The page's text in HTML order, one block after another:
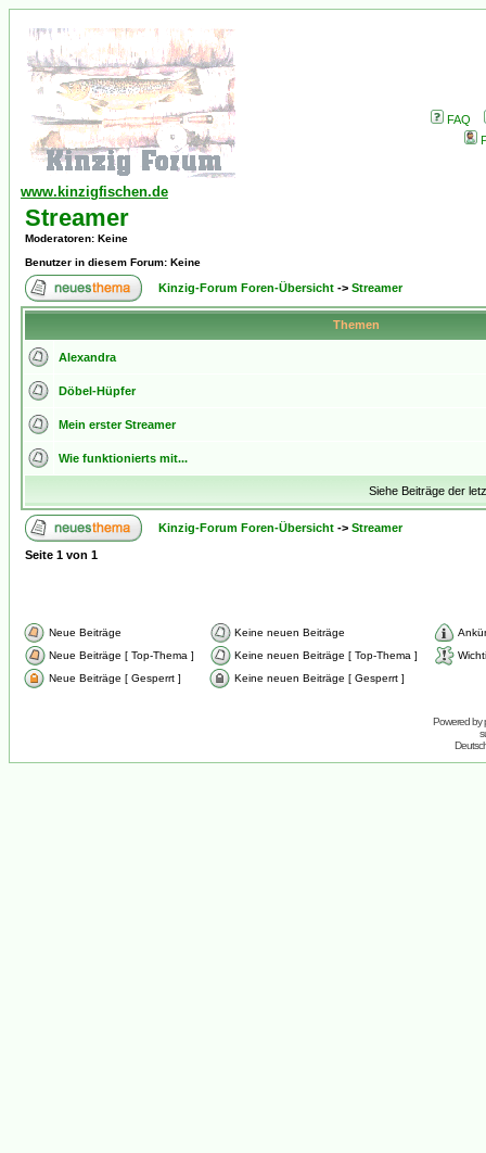
FAQ
www.kinzigfischen.de
Streamer
Moderatoren: Keine
Benutzer in diesem Forum: Keine
Kinzig-Forum Foren-Übersicht -> Streamer
Themen
Alexandra
Döbel-Hüpfer
Mein erster Streamer
Wie funktionierts mit...
Siehe Beiträge der
Kinzig-Forum Foren-Übersicht -> Streamer
Seite 1 von 1
Neue Beiträge Keine neuen Beiträge
Neue Beiträge [ Top-Thema ]
Keine neuen Beiträge [ Top-Thema ]
Neue Beiträge [ Gesperrt ]
Keine neuen Beiträge [ Gesperrt ]
Powered by